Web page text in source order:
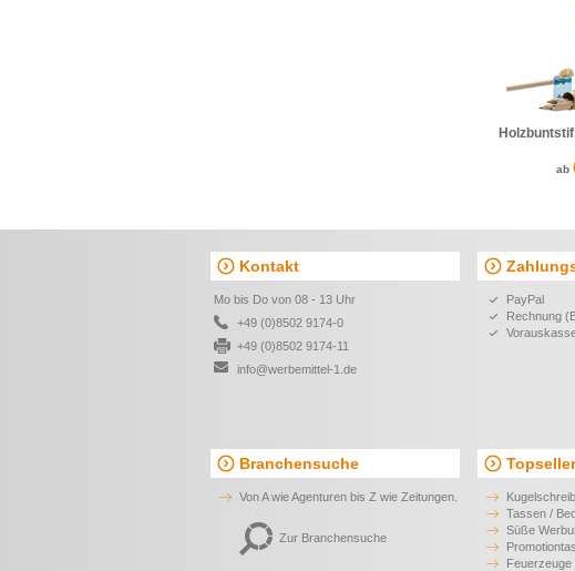
ab
Kontakt
Mo bis Do von 08 - 13 Uhr
+49 (0)8502 9174-0
+49 (0)8502 9174-11
info@werbemittel-1.de
PayPal
Rechnung
Branchensuche
Von A wie Agenturen bis Z wie Zeitungen.
Zur Branchensuche
Tassen /
Süße
Feuerzeuge